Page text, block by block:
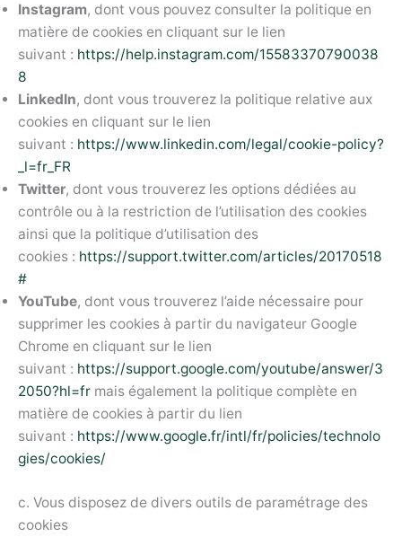
Instagram, dont vous pouvez consulter la politique en
matière de cookies en cliquant sur le lien
suivant : https://help.instagram.com/15583370790038
8
LinkedIn, dont vous trouverez la politique relative aux
cookies en cliquant sur le lien
suivant : https://www.linkedin.com/legal/cookie-policy?
_l=fr_FR
Twitter, dont vous trouverez les options dédiées au
contrôle ou à la restriction de l’utilisation des cookies
ainsi que la politique d’utilisation des
cookies : https://support.twitter.com/articles/20170518
#
YouTube, dont vous trouverez l’aide nécessaire pour
supprimer les cookies à partir du navigateur Google
Chrome en cliquant sur le lien
suivant : https://support.google.com/youtube/answer/3
2050?hl=fr mais également la politique complète en
matière de cookies à partir du lien
suivant : https://www.google.fr/intl/fr/policies/technolo
gies/cookies/
c. Vous disposez de divers outils de paramétrage des
cookies